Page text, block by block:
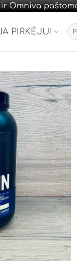
ir Omniva
PIRKĖJUI